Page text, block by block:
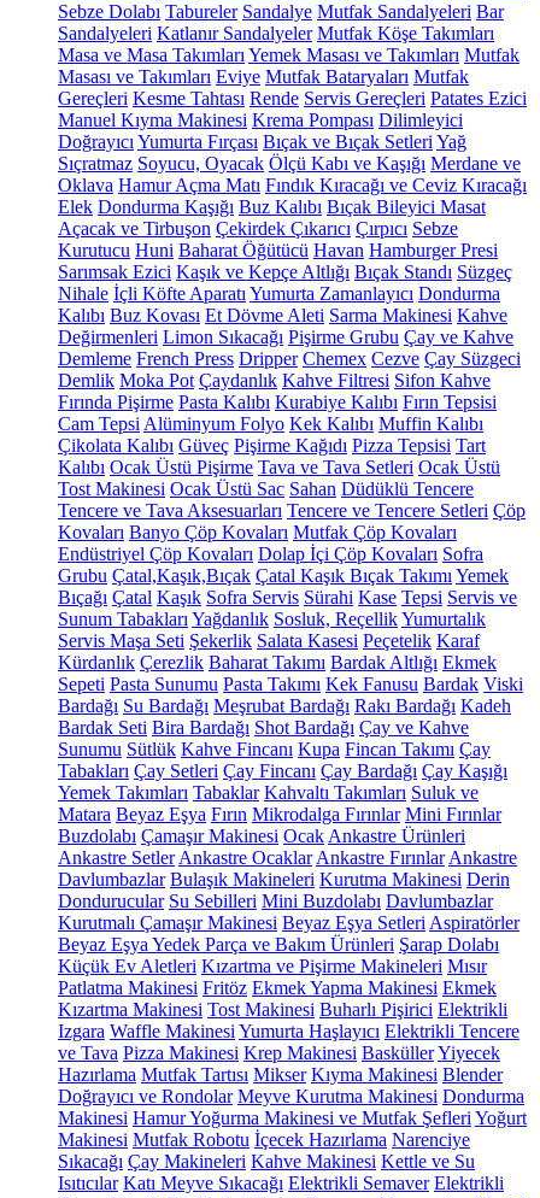
Sebze Dolabı Tabureler Sandalye Mutfak Sandalyeleri Bar
Sandalyeleri Katlanır Sandalyeler Mutfak Köşe Takımları
Masa ve Masa Takımları Yemek Masası ve Takımları Mutfak
Masası ve Takımları Eviye Mutfak Bataryaları Mutfak
Gereçleri Kesme Tahtası Rende Servis Gereçleri Patates Ezici
Manuel Kıyma Makinesi Krema Pompası Dilimleyici
Doğrayıcı Yumurta Fırçası Bıçak ve Bıçak Setleri Yağ
Sıçratmaz Soyucu, Oyacak Ölçü Kabı ve Kaşığı Merdane ve
Oklava Hamur Açma Matı Fındık Kıracağı ve Ceviz Kıracağı
Elek Dondurma Kaşığı Buz Kalıbı Bıçak Bileyici Masat
Açacak ve Tirbuşon Çekirdek Çıkarıcı Çırpıcı Sebze
Kurutucu Huni Baharat Öğütücü Havan Hamburger Presi
Sarımsak Ezici Kaşık ve Kepçe Altlığı Bıçak Standı Süzgeç
Nihale İçli Köfte Aparatı Yumurta Zamanlayıcı Dondurma
Kalıbı Buz Kovası Et Dövme Aleti Sarma Makinesi Kahve
Değirmenleri Limon Sıkacağı Pişirme Grubu Çay ve Kahve
Demleme French Press Dripper Chemex Cezve Çay Süzgeci
Demlik Moka Pot Çaydanlık Kahve Filtresi Sifon Kahve
Fırında Pişirme Pasta Kalıbı Kurabiye Kalıbı Fırın Tepsisi
Cam Tepsi Alüminyum Folyo Kek Kalıbı Muffin Kalıbı
Çikolata Kalıbı Güveç Pişirme Kağıdı Pizza Tepsisi Tart
Kalıbı Ocak Üstü Pişirme Tava ve Tava Setleri Ocak Üstü
Tost Makinesi Ocak Üstü Sac Sahan Düdüklü Tencere
Tencere ve Tava Aksesuarları Tencere ve Tencere Setleri Çöp
Kovaları Banyo Çöp Kovaları Mutfak Çöp Kovaları
Endüstriyel Çöp Kovaları Dolap İçi Çöp Kovaları Sofra
Grubu Çatal,Kaşık,Bıçak Çatal Kaşık Bıçak Takımı Yemek
Bıçağı Çatal Kaşık Sofra Servis Sürahi Kase Tepsi Servis ve
Sunum Tabakları Yağdanlık Sosluk, ReçellikYumurtalık
Servis Maşa Seti Şekerlik Salata Kasesi Peçetelik Karaf
Kürdanlık Çerezlik Baharat Takımı Bardak Altlığı Ekmek
Sepeti Pasta Sunumu Pasta Takımı Kek Fanusu Bardak Viski
Bardağı Su Bardağı Meşrubat Bardağı Rakı Bardağı Kadeh
Bardak Seti Bira Bardağı Shot Bardağı Çay ve Kahve
Sunumu Sütlük Kahve Fincanı Kupa Fincan Takımı Çay
Tabakları Çay Setleri Çay Fincanı Çay Bardağı Çay Kaşığı
Yemek Takımları Tabaklar Kahvaltı Takımları Suluk ve
Matara Beyaz Eşya Fırın Mikrodalga Fırınlar Mini Fırınlar
Buzdolabı Çamaşır Makinesi Ocak Ankastre Ürünleri
Ankastre Setler Ankastre Ocaklar Ankastre Fırınlar Ankastre
Davlumbazlar Bulaşık Makineleri Kurutma Makinesi Derin
Dondurucular Su Sebilleri Mini Buzdolabı Davlumbazlar
Kurutmalı Çamaşır Makinesi Beyaz Eşya Setleri Aspiratörler
Beyaz Eşya Yedek Parça ve Bakım Ürünleri Şarap Dolabı
Küçük Ev Aletleri Kızartma ve Pişirme Makineleri Mısır
Patlatma Makinesi Fritöz Ekmek Yapma Makinesi Ekmek
Kızartma Makinesi Tost Makinesi Buharlı Pişirici Elektrikli
Izgara Waffle Makinesi Yumurta Haşlayıcı Elektrikli Tencere
ve Tava Pizza Makinesi Krep Makinesi BasküllerYiyecek
Hazırlama Mutfak Tartısı Mikser Kıyma Makinesi Blender
Doğrayıcı ve Rondolar Meyve Kurutma Makinesi Dondurma
Makinesi Hamur Yoğurma Makinesi ve Mutfak Şefleri Yoğurt
Makinesi Mutfak Robotu İçecek Hazırlama Narenciye
Sıkacağı Çay Makineleri Kahve Makinesi Kettle ve Su
Isıtıcılar Katı Meyve Sıkacağı Elektrikli Semaver Elektrikli